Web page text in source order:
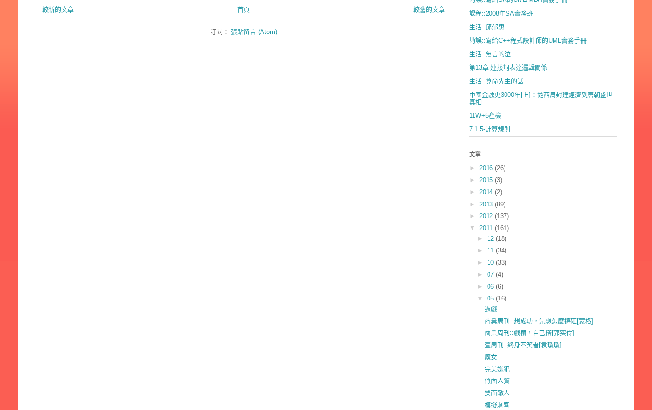
較新的文章 較舊的文章
首頁
訂閱： 張貼留言 (Atom)
課程::2008年SA實務班
生活::邱郁惠
勘誤::寫給C++程式設計師的UML實務手冊
生活::無言的泣
第13章-連接詞表達邏輯關係
生活::算命先生的話
中國金融史3000年[上]：從西周封建經濟到唐朝盛世
真相
11W+5產檢
7.1.5-計算規則
文章
► 2016 (26)
► 2015 (3)
► 2014 (2)
► 2013 (99)
► 2012 (137)
▼ 2011 (161)
► 12 (18)
► 11 (34)
► 10 (33)
► 07 (4)
► 06 (6)
▼ 05 (16)
遊戲
商業周刊::想成功，先想怎麼搞砸[蒙格]
商業周刊::戲棚，自己搭[郭奕伶]
壹周刊::終身不笑者[袁瓊瓊]
魔女
完美嫌犯
假面人質
雙面敵人
模擬刺客